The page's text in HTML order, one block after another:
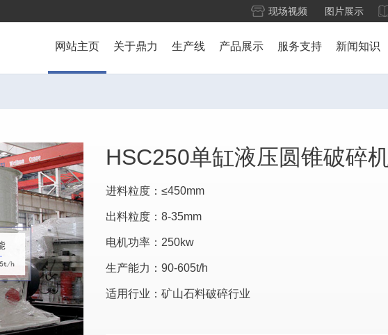
现场视频 图片展示
网站主页 关于鼎力 生产线 产品展示 服务支持 新闻知识
HSC250单缸液压圆锥破碎
进料粒度：≤450mm
出料粒度：8-35mm
电机功率：250kw
生产能力：90-605t/h
适用行业：矿山石料破碎行业